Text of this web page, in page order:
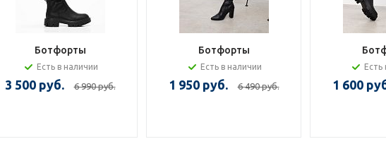
Ботфорты
Есть в наличии
3 500 руб. 6 990 руб.
Ботфорты
Есть в наличии
1 950 руб. 6 490 руб.
Есть
1 600